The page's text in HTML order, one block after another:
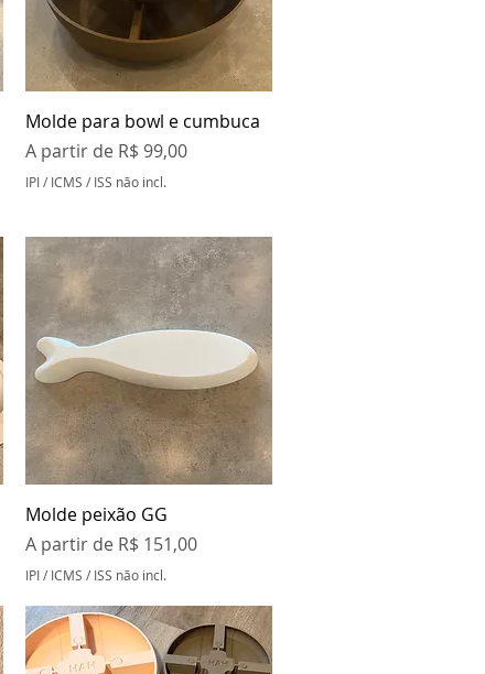
Visualização rápida
Molde para bowl e cumbuca
A partir de R$ 99,00
Preço promocional
IPI / ICMS / ISS não incl.
Visualização rápida
Molde peixão GG
A partir de R$ 151,00
Preço promocional
IPI / ICMS / ISS não incl.